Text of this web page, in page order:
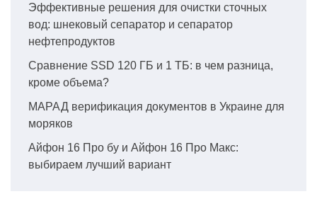
Эффективные решения для очистки сточных
вод: шнековый сепаратор и сепаратор
нефтепродуктов
Сравнение SSD 120 ГБ и 1 ТБ: в чем разница,
кроме объема?
МАРАД верификация документов в Украине для
моряков
Айфон 16 Про бу и Айфон 16 Про Макс:
выбираем лучший вариант